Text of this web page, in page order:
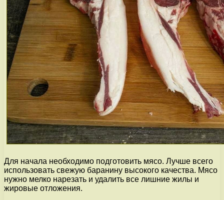
Для начала необходимо подготовить мясо. Лучше всего
использовать свежую баранину высокого качества. Мясо
нужно мелко нарезать и удалить все лишние жилы и
жировые отложения.